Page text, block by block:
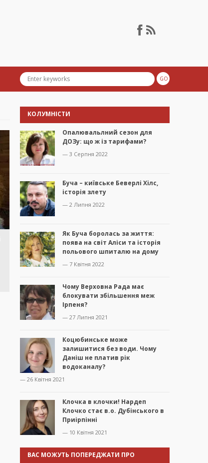
КОЛУМНІСТИ
Опалювальлний сезон для
ДОЗу: що ж із тарифами?
— 3 Серпня 2022
Буча – київське Беверлі Хілс,
історія злету
— 2 Липня 2022
Як Буча боролась за життя:
поява на світ Аліси та історія
польового шпиталю на дому
— 7 Квітня 2022
Чому Верховна Рада має
блокувати збільшення меж
Ірпеня?
— 27 Липня 2021
Коцюбинське може
залишитися без води. Чому
Даніш не платив рік
водоканалу?
— 26 Квітня 2021
Клочка в клочки! Нардеп
Клочко стає в.о. Дубінського в
Приірпінні
— 10 Квітня 2021
ВАС МОЖУТЬ ПОПЕРЕДЖАТИ ПРО